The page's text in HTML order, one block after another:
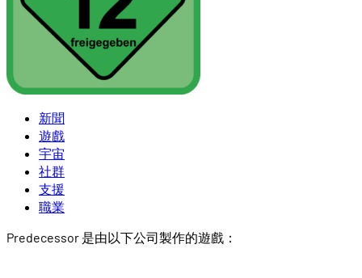
新聞
遊戲
宇宙
社群
支援
職業
Predecessor 是由以下公司製作的遊戲：